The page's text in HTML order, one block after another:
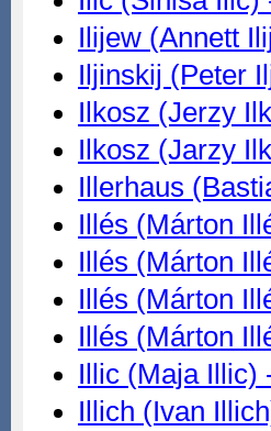
Ilijew (Annett
Iljinskij (Peter
Ilkosz (Jerzy
Ilkosz (Jarzy
Illerhaus
Illés (Márton
Illés (Márton
Illés (Márton
Illés (Márton
Illic (Maja Illic)
Illich (Ivan